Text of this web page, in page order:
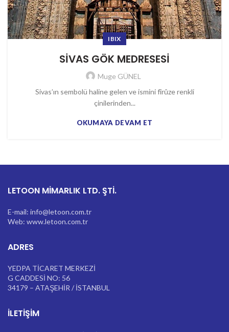
IBIX
SİVAS GÖK MEDRESESİ
Muge GÜNEL
Sivas’ın sembolü haline gelen ve ismini fîrûze renkli
çinilerinden...
OKUMAYA DEVAM ET
LETOON MİMARLIK LTD. ŞTİ.
E-mail: info@letoon.com.tr
Web: www.letoon.com.tr
ADRES
YEDPA TİCARET MERKEZİ
G CADDESİ NO: 56
34179 – ATAŞEHİR / İSTANBUL
İLETIŞIM